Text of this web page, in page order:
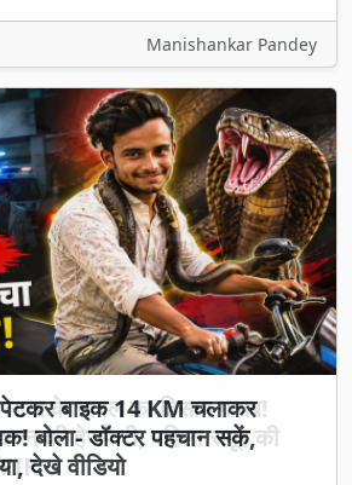
Manishankar Pandey
बाइक 14 KM चलाकर
बोला- डॉक्टर पहचान सकें,
देखे वीडियो
Next